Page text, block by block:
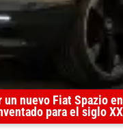
un nuevo Fiat Spazio
para el siglo XXI